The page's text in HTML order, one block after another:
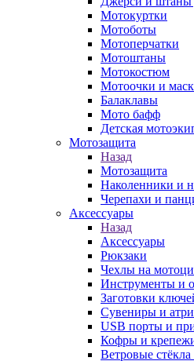
Мотокуртки
Мотоботы
Мотоперчатки
Мотоштаны
Мотокостюм
Мотоочки и
Балаклавы
Мото бафф
Детская
Мотозащита
Назад
Мотозащита
Наколенники и
Черепахи и
Аксессуары
Назад
Аксессуары
Рюкзаки
Чехлы на
Инструменты и
Заготовки
Сувениры и
USB порты и
Кофры и
Ветровые